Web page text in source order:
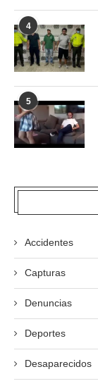
4
5
Accidentes
Capturas
Denuncias
Deportes
Desaparecidos